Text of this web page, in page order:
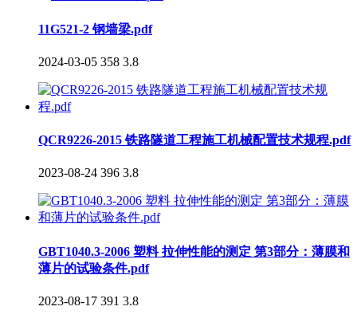
11G521-2 钢墙梁.pdf
2024-03-05 358 3.8
QCR9226-2015 铁路隧道工程施工机械配置技术规程.pdf
2023-08-24 396 3.8
GBT1040.3-2006 塑料 拉伸性能的测定 第3部分：薄膜和
薄片的试验条件.pdf
2023-08-17 391 3.8